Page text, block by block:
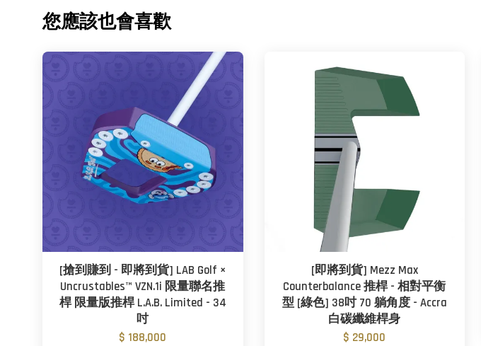
您應該也會喜歡
[搶到賺到 - 即將到貨] LAB Golf ×
Uncrustables™ VZN.1i 限量聯名推
桿 限量版推桿 L.A.B. Limited - 34
吋
$ 188,000
[即將到貨] Mezz Max
Counterbalance 推桿 - 相對平衡
型 [綠色] 38吋 70 躺角度 - Accra
白碳纖維桿身
$ 29,000